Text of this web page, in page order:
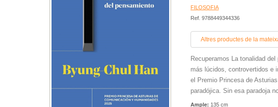
FILOSOFIA
Ref. 9788449344336
Altres productes de la
Recuperamos La tonalidad
más lúcidos, controvertidos e
el Premio Princesa de
paradójica. Sin esa paradoja
Ample: 135 cm